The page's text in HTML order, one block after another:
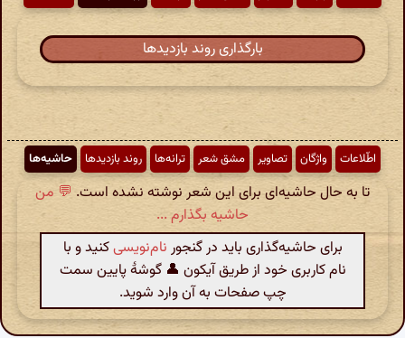
بارگذاری روند بازدیدها
اطّلاعات واژگان تصاویر مشق شعر ترانه‌ها روند بازدیدها حاشیه‌ها
تا به حال حاشیه‌ای برای این شعر نوشته نشده است. 💬 من
حاشیه بگذارم ...
برای حاشیه‌گذاری باید در گنجور نام‌نویسیکنید و با
نام کاربری خود از طریق آیکون 👤 گوشهٔ پایین سمت
چپ صفحات به آن وارد شوید.